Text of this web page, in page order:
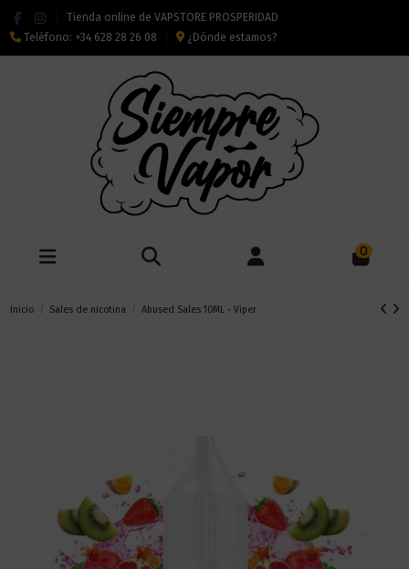
Tienda online de VAPSTORE PROSPERIDAD
Teléfono: +34 628 28 26 08 ¿Dónde estamos?
0
Inicio Sales de nicotina Abused Sales 10ML - Viper